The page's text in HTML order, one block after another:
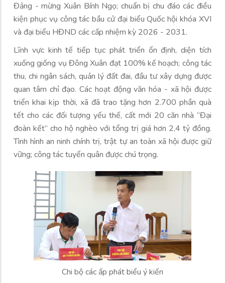
Đảng - mừng Xuân Bính Ngọ; chuẩn bị chu đáo các điều
kiện phục vụ công tác bầu cử đại biểu Quốc hội khóa XVI
và đại biểu HĐND các cấp nhiệm kỳ 2026 - 2031.
Lĩnh vực kinh tế tiếp tục phát triển ổn định, diện tích
xuống giống vụ Đông Xuân đạt 100% kế hoạch; công tác
thu, chi ngân sách, quản lý đất đai, đầu tư xây dựng được
quan tâm chỉ đạo. Các hoạt động văn hóa - xã hội được
triển khai kịp thời, xã đã trao tặng hơn 2.700 phần quà
tết cho các đối tượng yếu thế, cất mới 20 căn nhà “Đại
đoàn kết” cho hộ nghèo với tổng trị giá hơn 2,4 tỷ đồng.
Tình hình an ninh chính trị, trật tự an toàn xã hội được giữ
vững; công tác tuyển quân được chú trọng.
Chi bộ các ấp phát biểu ý kiến